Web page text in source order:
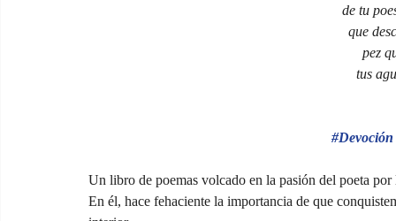
de tu
que
pez
tus
Un libro de poemas volcado en la pasión del poeta
En él, hace fehaciente la importancia de que